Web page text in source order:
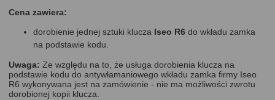
Cena zawiera:
dorobienie jednej sztuki klucza Iseo R6 do wkładu zamka
na podstawie kodu.
Uwaga: Ze względu na to, że usługa dorobienia klucza na
podstawie kodu do antywłamaniowego wkładu zamka firmy Iseo
R6 wykonywana jest na zamówienie - nie ma możliwości zwrotu
dorobionej kopii klucza.